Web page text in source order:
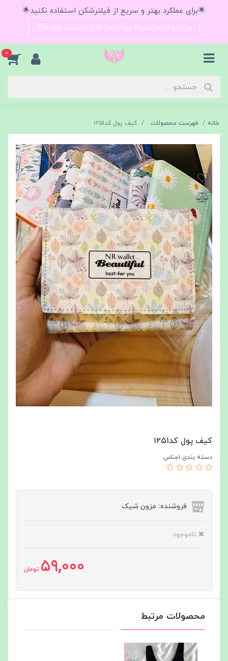
🌟برای عملکرد بهتر و سریع از فیلترشکن استفاده نکنید🌟
حراجیا اینجاست؟ بیا اینجا تا از دستت نرفته😍
0
خانه فهرست محصولات کیف‌ پول کد۱۲۵۱
کیف‌ پول کد۱۲۵۱
دسته بندی اجناس
فروشنده: مزون شیک
ناموجود
59,000 تومان
محصولات مرتبط